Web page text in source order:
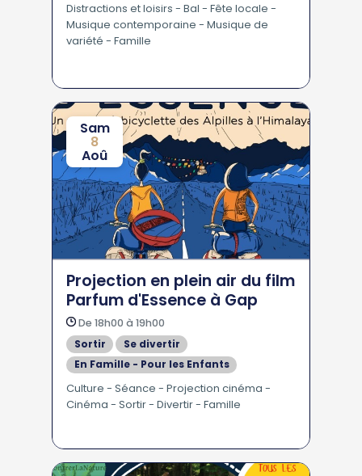
Distractions et loisirs - Bal - Fête locale -
Musique contemporaine - Musique de
variété - Famille
Sam
8
Aoû
Projection en plein air du film
Parfum d'Essence à Gap
De 18h00 à 19h00
Sortir
Se divertir
En Famille - Pour les Enfants
Culture - Séance - Projection cinéma -
Cinéma - Sortir - Divertir - Famille